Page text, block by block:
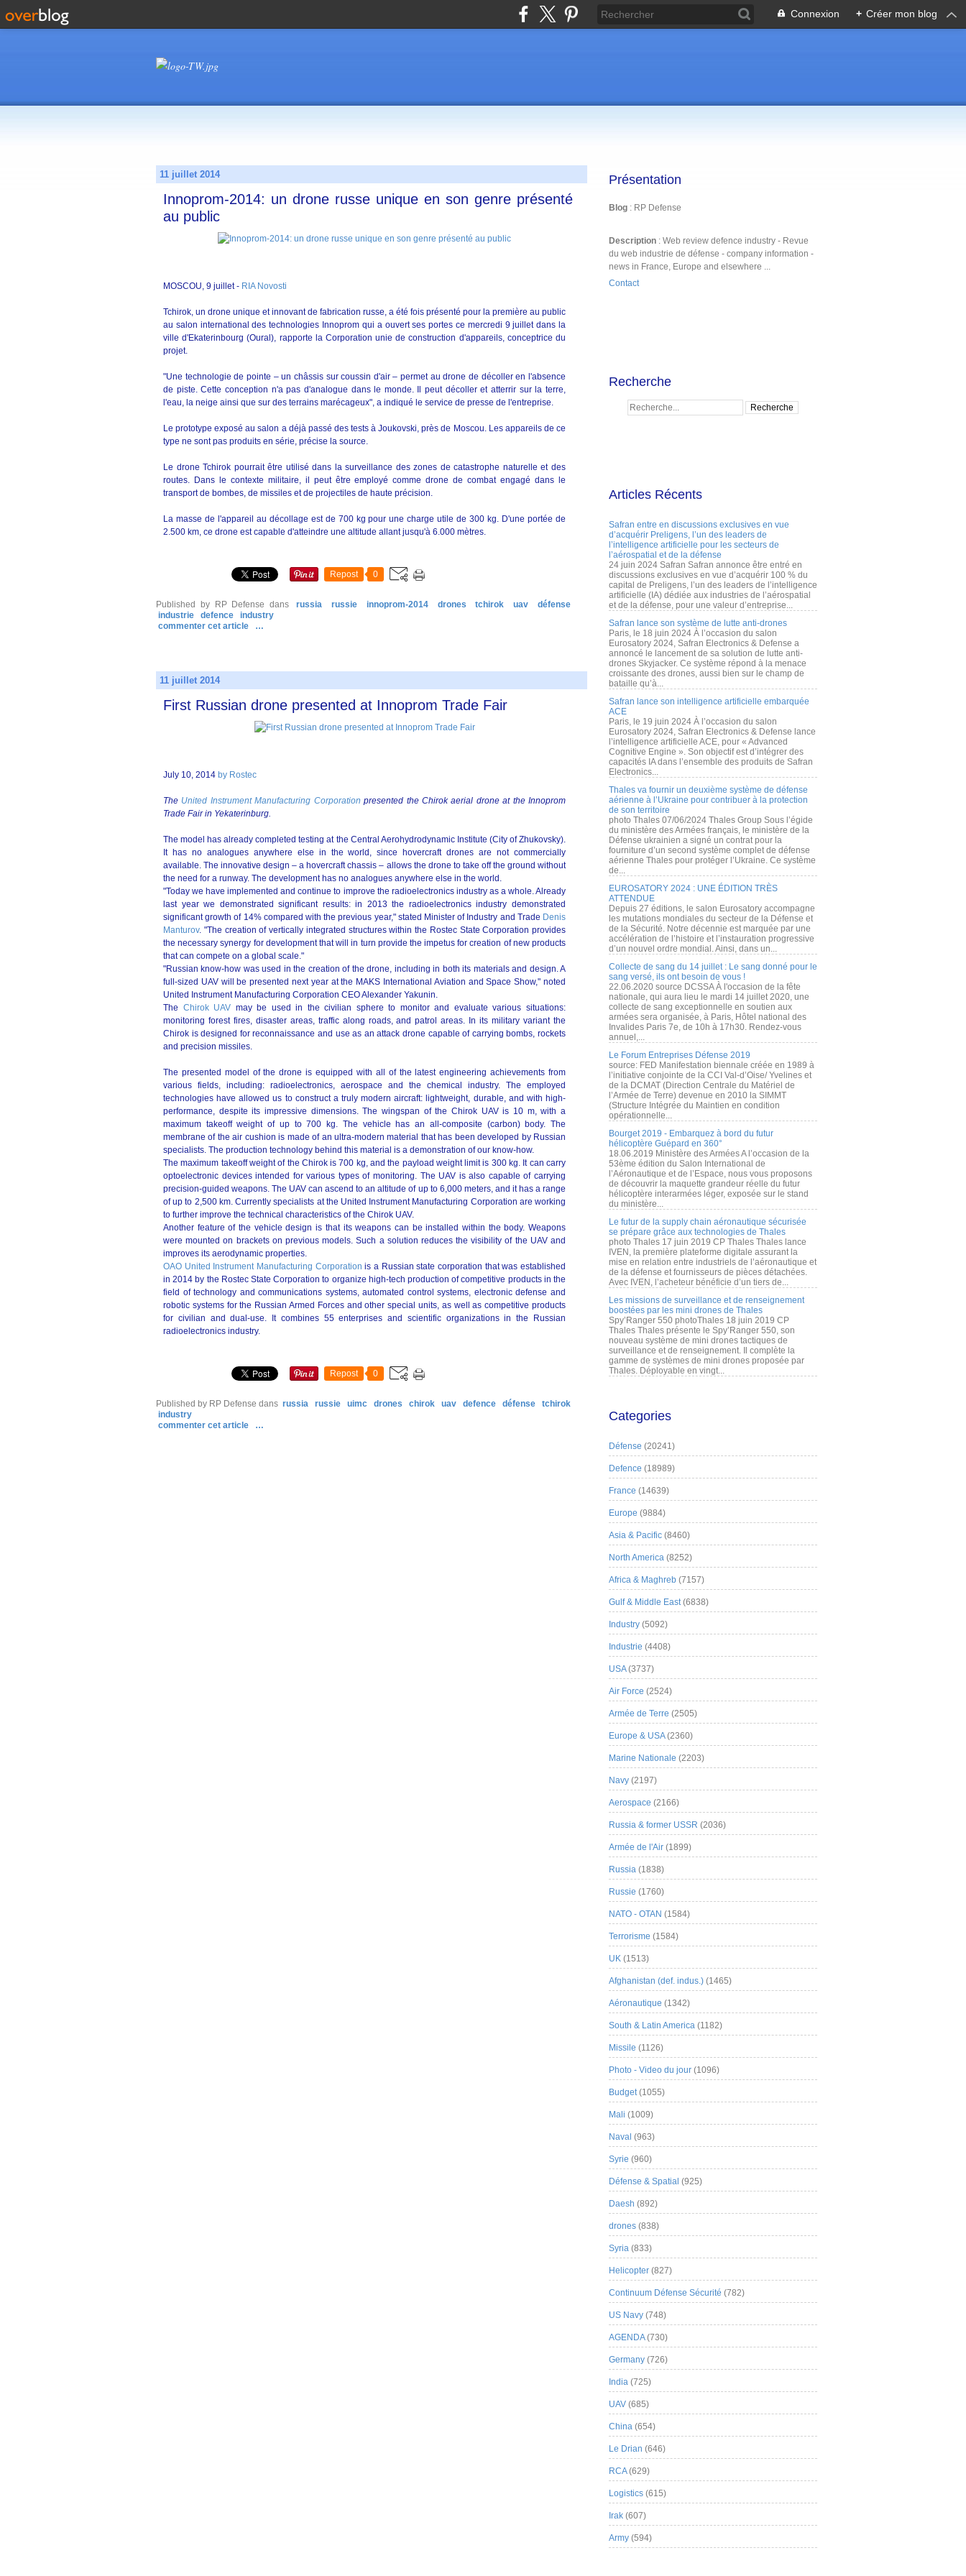
Connexion + Créer mon blog
11 juillet 2014
Innoprom-2014: un drone russe unique en son genre présenté
au public
MOSCOU, 9 juillet - RIA Novosti
Tchirok, un drone unique et innovant de fabrication russe, a été fois présenté pour la première au public
au salon international des technologies Innoprom qui a ouvert ses portes ce mercredi 9 juillet dans la
ville d'Ekaterinbourg (Oural), rapporte la Corporation unie de construction d'appareils, conceptrice du
projet.
"Une technologie de pointe – un châssis sur coussin d'air – permet au drone de décoller en l'absence
de piste. Cette conception n'a pas d'analogue dans le monde. Il peut décoller et atterrir sur la terre,
l'eau, la neige ainsi que sur des terrains marécageux", a indiqué le service de presse de l'entreprise.
Le prototype exposé au salon a déjà passé des tests à Joukovski, près de Moscou. Les appareils de ce
type ne sont pas produits en série, précise la source.
Le drone Tchirok pourrait être utilisé dans la surveillance des zones de catastrophe naturelle et des
routes. Dans le contexte militaire, il peut être employé comme drone de combat engagé dans le
transport de bombes, de missiles et de projectiles de haute précision.
La masse de l'appareil au décollage est de 700 kg pour une charge utile de 300 kg. D'une portée de
2.500 km, ce drone est capable d'atteindre une altitude allant jusqu'à 6.000 mètres.
Repost 0
Published by RP Defense dans russia russie innoprom-2014 drones tchirok uav
défense
industrie
defence
industry
commenter cet article
…
11 juillet 2014
First Russian drone presented at Innoprom Trade Fair
July 10, 2014 by Rostec
The United Instrument Manufacturing Corporation presented the Chirok aerial drone at the Innoprom
Trade Fair in Yekaterinburg.
The model has already completed testing at the Central Aerohydrodynamic Institute (City of Zhukovsky).
It has no analogues anywhere else in the world, since hovercraft drones are not commercially
available. The innovative design – a hovercraft chassis – allows the drone to take off the ground without
the need for a runway. The development has no analogues anywhere else in the world.
"Today we have implemented and continue to improve the radioelectronics industry as a whole. Already
last year we demonstrated significant results: in 2013 the radioelectronics industry demonstrated
significant growth of 14% compared with the previous year," stated Minister of Industry and Trade Denis
Manturov. "The creation of vertically integrated structures within the Rostec State Corporation provides
the necessary synergy for development that will in turn provide the impetus for creation of new products
that can compete on a global scale."
"Russian know-how was used in the creation of the drone, including in both its materials and design. A
full-sized UAV will be presented next year at the MAKS International Aviation and Space Show," noted
United Instrument Manufacturing Corporation CEO Alexander Yakunin.
The Chirok UAV may be used in the civilian sphere to monitor and evaluate various situations:
monitoring forest fires, disaster areas, traffic along roads, and patrol areas. In its military variant the
Chirok is designed for reconnaissance and use as an attack drone capable of carrying bombs, rockets
and precision missiles.
The presented model of the drone is equipped with all of the latest engineering achievements from
various fields, including: radioelectronics, aerospace and the chemical industry. The employed
technologies have allowed us to construct a truly modern aircraft: lightweight, durable, and with high-
performance, despite its impressive dimensions. The wingspan of the Chirok UAV is 10 m, with a
maximum takeoff weight of up to 700 kg. The vehicle has an all-composite (carbon) body. The
membrane of the air cushion is made of an ultra-modern material that has been developed by Russian
specialists. The production technology behind this material is a demonstration of our know-how.
The maximum takeoff weight of the Chirok is 700 kg, and the payload weight limit is 300 kg. It can carry
optoelectronic devices intended for various types of monitoring. The UAV is also capable of carrying
precision-guided weapons. The UAV can ascend to an altitude of up to 6,000 meters, and it has a range
of up to 2,500 km. Currently specialists at the United Instrument Manufacturing Corporation are working
to further improve the technical characteristics of the Chirok UAV.
Another feature of the vehicle design is that its weapons can be installed within the body. Weapons
were mounted on brackets on previous models. Such a solution reduces the visibility of the UAV and
improves its aerodynamic properties.
OAO United Instrument Manufacturing Corporation is a Russian state corporation that was established
in 2014 by the Rostec State Corporation to organize high-tech production of competitive products in the
field of technology and communications systems, automated control systems, electronic defense and
robotic systems for the Russian Armed Forces and other special units, as well as competitive products
for civilian and dual-use. It combines 55 enterprises and scientific organizations in the Russian
radioelectronics industry.
Repost 0
Published by RP Defense dans russia russie uimc drones chirok uav defence défense
tchirok
industry
commenter cet article
…
Présentation
Blog : RP Defense
Description : Web review defence industry - Revue
du web industrie de défense - company information -
news in France, Europe and elsewhere ...
Contact
Recherche
Articles Récents
Safran entre en discussions exclusives en vue
d’acquérir Preligens, l’un des leaders de
l’intelligence artificielle pour les secteurs de
l’aérospatial et de la défense
24 juin 2024 Safran Safran annonce être entré en
discussions exclusives en vue d’acquérir 100 % du
capital de Preligens, l’un des leaders de l’intelligence
artificielle (IA) dédiée aux industries de l’aérospatial
et de la défense, pour une valeur d’entreprise...
Safran lance son système de lutte anti-drones
Paris, le 18 juin 2024 À l’occasion du salon
Eurosatory 2024, Safran Electronics & Defense a
annoncé le lancement de sa solution de lutte anti-
drones Skyjacker. Ce système répond à la menace
croissante des drones, aussi bien sur le champ de
bataille qu’à...
Safran lance son intelligence artificielle embarquée
ACE
Paris, le 19 juin 2024 À l’occasion du salon
Eurosatory 2024, Safran Electronics & Defense lance
l’intelligence artificielle ACE, pour « Advanced
Cognitive Engine ». Son objectif est d’intégrer des
capacités IA dans l’ensemble des produits de Safran
Electronics...
Thales va fournir un deuxième système de défense
aérienne à l’Ukraine pour contribuer à la protection
de son territoire
photo Thales 07/06/2024 Thales Group Sous l’égide
du ministère des Armées français, le ministère de la
Défense ukrainien a signé un contrat pour la
fourniture d’un second système complet de défense
aérienne Thales pour protéger l’Ukraine. Ce système
de...
EUROSATORY 2024 : UNE ÉDITION TRÈS
ATTENDUE
Depuis 27 éditions, le salon Eurosatory accompagne
les mutations mondiales du secteur de la Défense et
de la Sécurité. Notre décennie est marquée par une
accélération de l’histoire et l’instauration progressive
d’un nouvel ordre mondial. Ainsi, dans un...
Collecte de sang du 14 juillet : Le sang donné pour le
sang versé, ils ont besoin de vous !
22.06.2020 source DCSSA À l'occasion de la fête
nationale, qui aura lieu le mardi 14 juillet 2020, une
collecte de sang exceptionnelle en soutien aux
armées sera organisée, à Paris, Hôtel national des
Invalides Paris 7e, de 10h à 17h30. Rendez-vous
annuel,...
Le Forum Entreprises Défense 2019
source: FED Manifestation biennale créée en 1989 à
l’initiative conjointe de la CCI Val-d’Oise/ Yvelines et
de la DCMAT (Direction Centrale du Matériel de
l’Armée de Terre) devenue en 2010 la SIMMT
(Structure Intégrée du Maintien en condition
opérationnelle...
Bourget 2019 - Embarquez à bord du futur
hélicoptère Guépard en 360°
18.06.2019 Ministère des Armées A l’occasion de la
53ème édition du Salon International de
l’Aéronautique et de l’Espace, nous vous proposons
de découvrir la maquette grandeur réelle du futur
hélicoptère interarmées léger, exposée sur le stand
du ministère...
Le futur de la supply chain aéronautique sécurisée
se prépare grâce aux technologies de Thales
photo Thales 17 juin 2019 CP Thales Thales lance
IVEN, la première plateforme digitale assurant la
mise en relation entre industriels de l’aéronautique et
de la défense et fournisseurs de pièces détachées.
Avec IVEN, l’acheteur bénéficie d’un tiers de...
Les missions de surveillance et de renseignement
boostées par les mini drones de Thales
Spy’Ranger 550 photoThales 18 juin 2019 CP
Thales Thales présente le Spy’Ranger 550, son
nouveau système de mini drones tactiques de
surveillance et de renseignement. Il complète la
gamme de systèmes de mini drones proposée par
Thales. Déployable en vingt...
Categories
Défense (20241)
Defence (18989)
France (14639)
Europe (9884)
Asia & Pacific (8460)
North America (8252)
Africa & Maghreb (7157)
Gulf & Middle East(6838)
Industry (5092)
Industrie (4408)
USA(3737)
Air Force (2524)
Armée de Terre (2505)
Europe & USA(2360)
Marine Nationale (2203)
Navy (2197)
Aerospace (2166)
Russia & former USSR (2036)
Armée de l'Air (1899)
Russia (1838)
Russie (1760)
NATO - OTAN (1584)
Terrorisme (1584)
UK (1513)
Afghanistan (def. indus.) (1465)
Aéronautique (1342)
South & Latin America (1182)
Missile (1126)
Photo - Video du jour (1096)
Budget(1055)
Mali (1009)
Naval (963)
Syrie (960)
Défense & Spatial (925)
Daesh (892)
drones (838)
Syria (833)
Helicopter (827)
Continuum Défense Sécurité (782)
US Navy (748)
AGENDA(730)
Germany (726)
India (725)
UAV (685)
China (654)
Le Drian (646)
RCA(629)
Logistics (615)
Irak (607)
Army (594)